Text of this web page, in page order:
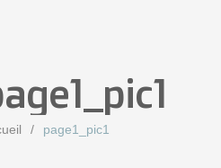
page1_pic1